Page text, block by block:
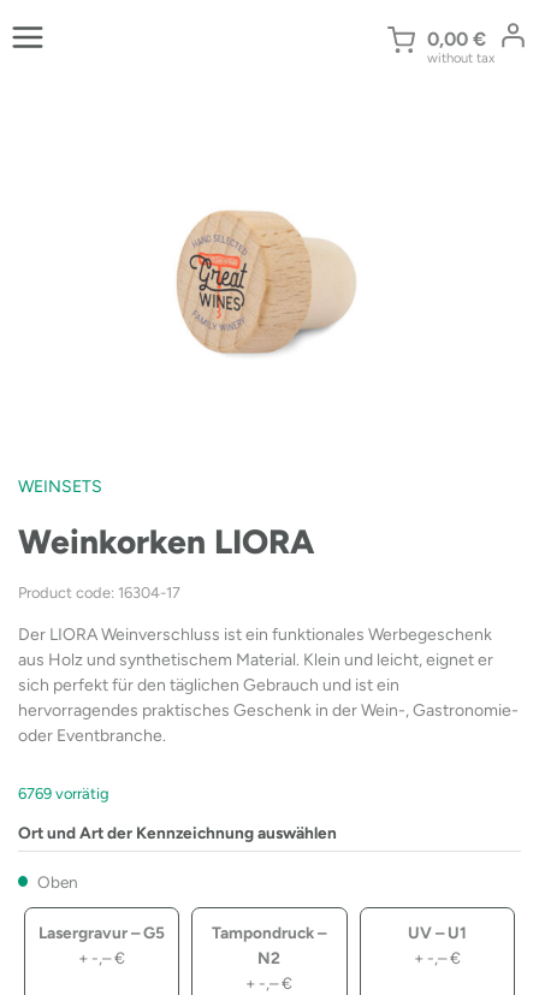
Inhalt
0,00 €
without tax
WEINSETS
Weinkorken LIORA
Product code: 16304-17
Der LIORA Weinverschluss ist ein funktionales Werbegeschenk
aus Holz und synthetischem Material. Klein und leicht, eignet er
sich perfekt für den täglichen Gebrauch und ist ein
hervorragendes praktisches Geschenk in der Wein-, Gastronomie-
oder Eventbranche.
6769 vorrätig
Ort und Art der Kennzeichnung auswählen
Oben
Lasergravur – G5
+ -,–€
Tampondruck –
N2
+ -,–€
UV – U1
+ -,–€